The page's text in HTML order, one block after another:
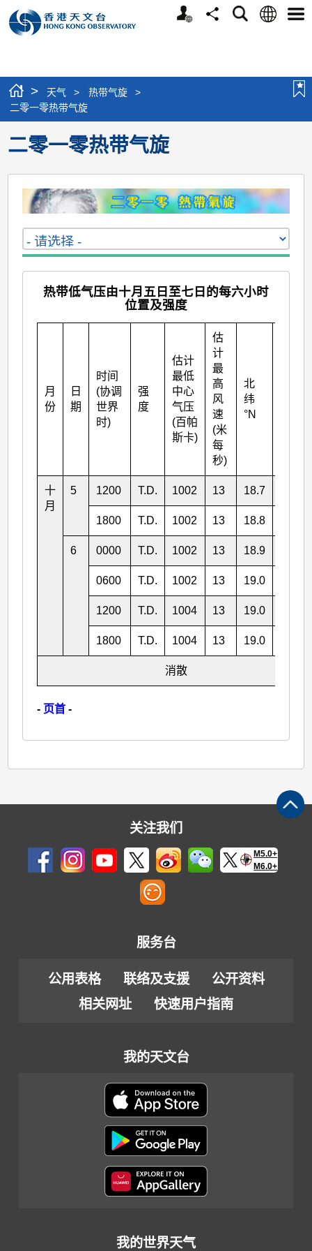
个
分
搜
语
选
> 天气 > 热带气旋
>
二零一零热带气旋
二零一零热带气旋
热带低气压由十月五日至七日的每六小时
位置及强度
月
份
日
期
时间
(协调
世界
时)
强
度
估计
最低
中心
气压
(百帕
斯卡)
估
计
最
高
风
速
(米
每
秒)
北
纬
°N
十
月
5 1200 T.D. 1002 13 18.7
1800 T.D. 1002 13 18.8
6 0000 T.D. 1002 13 18.9
0600 T.D. 1002 13 19.0
1200 T.D. 1004 13 19.0
1800 T.D. 1004 13 19.0
消散
- 页首 -
关注我们
M5.0+
M6.0+
服务台
公用表格 联络及支援
公开资料
相关网址
快速用户指南
我的天文台
我的世界天气